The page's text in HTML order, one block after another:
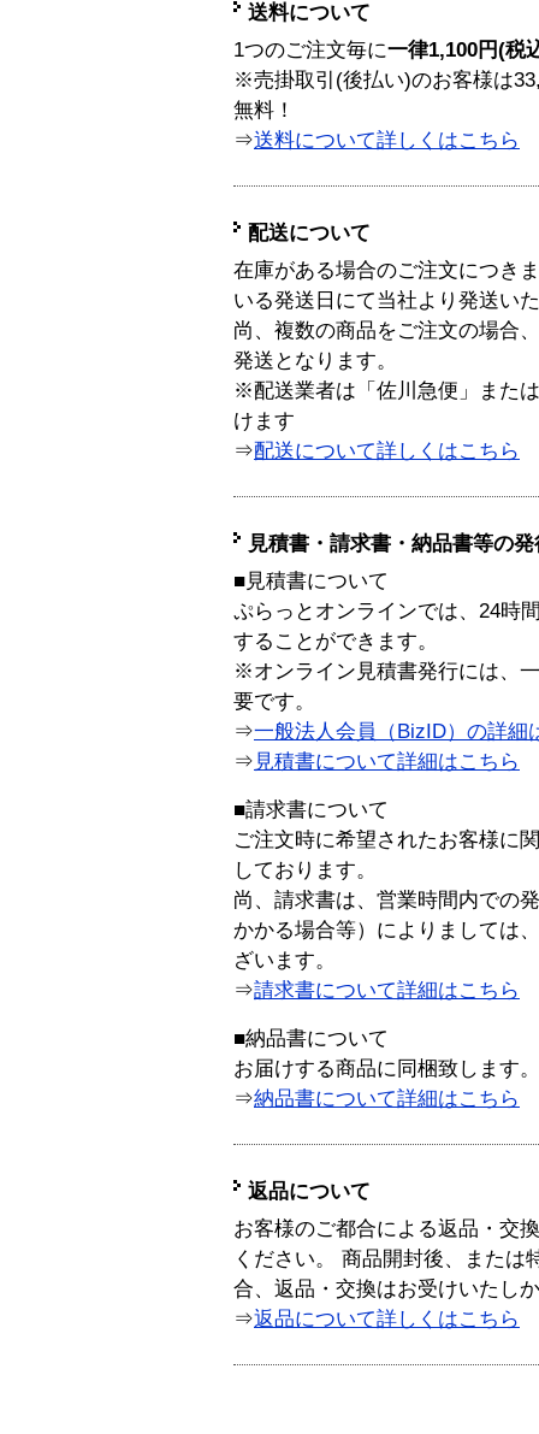
送料について
1つのご注文毎に一律1,100円(税
※売掛取引(後払い)のお客様は
無料！
⇒送料について詳しくはこちら
配送について
在庫がある場合のご注文につき
いる発送日にて当社より発送い
尚、複数の商品をご注文の場合
発送となります。
※配送業者は「佐川急便」また
けます
⇒配送について詳しくはこちら
見積書・請求書・納品書等の
■見積書について
ぷらっとオンラインでは、24時
することができます。
※オンライン見積書発行には、
要です。
⇒一般法人会員（BizID）の詳細
⇒ 見積書について詳細はこちら
■請求書について
ご注文時に希望されたお客様に
しております。
尚、請求書は、営業時間内での
かかる場合等）によりましては
ざいます。
⇒請求書について詳細はこちら
■納品書について
お届けする商品に同梱致します。
⇒納品書について詳細はこちら
返品について
お客様のご都合による返品・交
ください。 商品開封後、または
合、返品・交換はお受けいたし
⇒返品について詳しくはこちら